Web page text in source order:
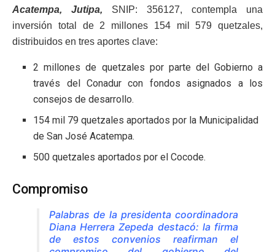
Acatempa, Jutipa,
SNIP: 356127, contempla una
inversión total de 2 millones 154 mil 579 quetzales,
distribuidos en tres aportes clave:
2 millones de quetzales por parte del Gobierno a
través del Conadur con fondos asignados a los
consejos de desarrollo.
154 mil 79 quetzales aportados por la Municipalidad
de San José Acatempa.
500 quetzales aportados por el Cocode.
Compromiso
Palabras de la presidenta coordinadora
Diana Herrera Zepeda destacó: la firma
de estos convenios reafirman el